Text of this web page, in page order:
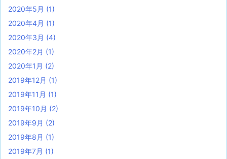
2020年5月 (1)
2020年4月 (1)
2020年3月 (4)
2020年2月 (1)
2020年1月 (2)
2019年12月 (1)
2019年11月 (1)
2019年10月 (2)
2019年9月 (2)
2019年8月 (1)
2019年7月 (1)